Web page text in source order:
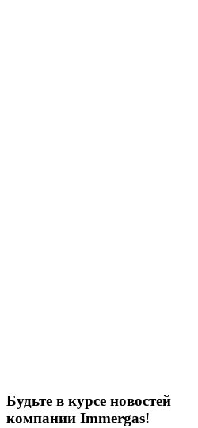
Будьте в курсе новостей
компании Immergas!